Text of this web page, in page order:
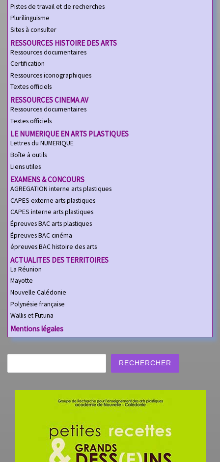
Pistes de travail et de recherches
Plurilinguisme
Sites à consulter
RESSOURCES HISTOIRE DES ARTS
Ressources documentaires
Certification
Ressources iconographiques
Textes officiels
RESSOURCES CINEMA AV
Ressources documentaires
Textes officiels
LE NUMERIQUE EN ARTS PLASTIQUES
Lettres du NUMERIQUE
Boîte à outils
Liens utiles
EXAMENS & CONCOURS
AGREGATION interne arts plastiques
CAPES externe arts plastiques
CAPES interne arts plastiques
Épreuves BAC arts plastiques
Épreuves BAC cinéma
épreuves BAC histoire des arts
ACTUALITES DES TERRITOIRES
La Réunion
Mayotte
Nouvelle Calédonie
Polynésie française
Wallis et Futuna
Mentions légales
RECHERCHER